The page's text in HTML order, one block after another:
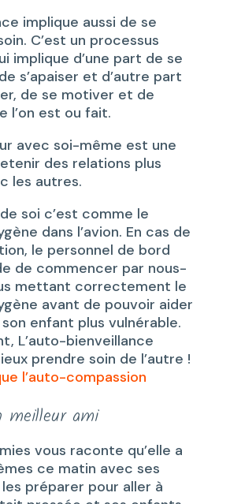
implique aussi de se
C’est un processus
implique d’une part de se
s’apaiser et d’autre part
de se motiver et de
l’on est ou fait.
avec soi-même est une
des relations plus
les autres.
soi c’est comme le
dans l’avion. En cas de
le personnel de bord
de commencer par nous-
mettant correctement le
avant de pouvoir aider
enfant plus vulnérable.
L’auto-bienveillance
prendre soin de l’autre !
l’auto-compassion
meilleur ami
vous raconte qu’elle a
ce matin avec ses
préparer pour aller à